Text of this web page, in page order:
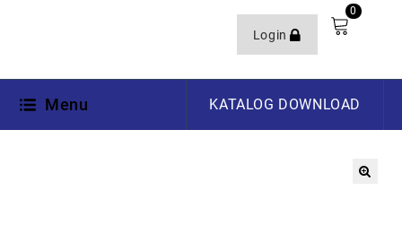
Login
0
Menu KATALOG DOWNLOAD